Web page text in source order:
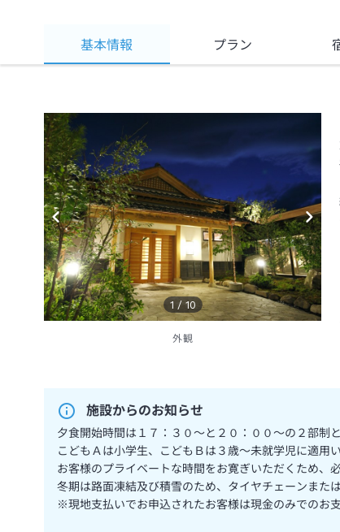
基本情報 プラン
1 / 10
外観
施設からのお知らせ
夕食開始時間は１７：３０～と２０：００～の２部制
こどもＡは小学生、こどもＢは３歳～未就学児に適用
お客様のプライベートな時間をお寛ぎいただくため、
冬期は路面凍結及び積雪のため、タイヤチェーンまた
※現地支払いでお申込されたお客様は現金のみでのお支